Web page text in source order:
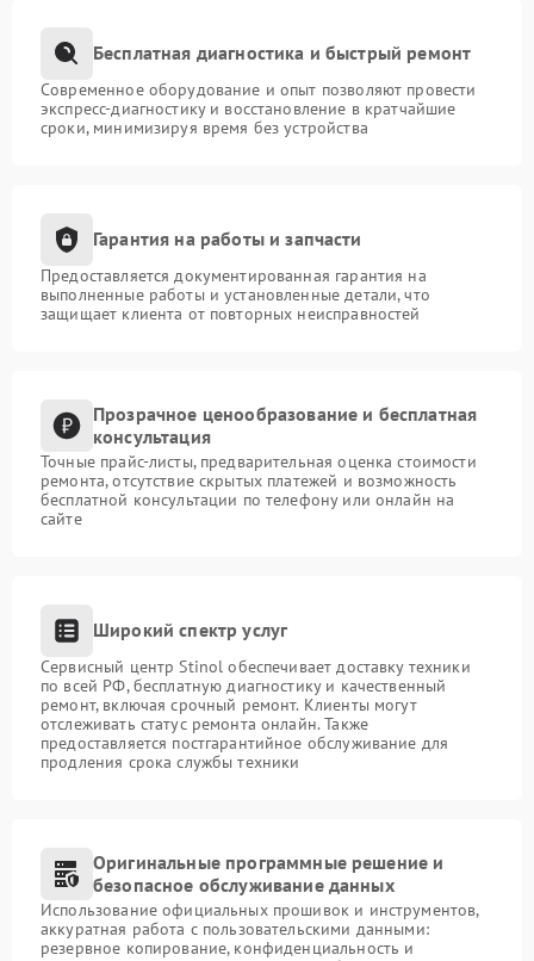
Бесплатная диагностика и быстрый ремонт
Современное оборудование и опыт позволяют провести
экспресс-диагностику и восстановление в кратчайшие
сроки, минимизируя время без устройства
Гарантия на работы и запчасти
Предоставляется документированная гарантия на
выполненные работы и установленные детали, что
защищает клиента от повторных неисправностей
Прозрачное ценообразование и бесплатная
консультация
Точные прайс-листы, предварительная оценка стоимости
ремонта, отсутствие скрытых платежей и возможность
бесплатной консультации по телефону или онлайн на
сайте
Широкий спектр услуг
Сервисный центр Stinol обеспечивает доставку техники
по всей РФ, бесплатную диагностику и качественный
ремонт, включая срочный ремонт. Клиенты могут
отслеживать статус ремонта онлайн. Также
предоставляется постгарантийное обслуживание для
продления срока службы техники
Оригинальные программные решение и
безопасное обслуживание данных
Использование официальных прошивок и инструментов,
аккуратная работа с пользовательскими данными:
резервное копирование, конфиденциальность и